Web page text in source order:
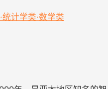
统计学类·数学类